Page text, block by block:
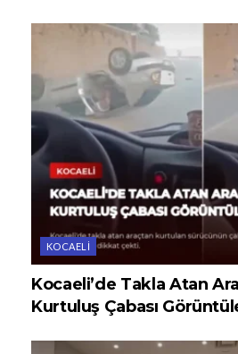
KOCAELI
Kocaeli’de Takla Atan
Kurtuluş Çabası